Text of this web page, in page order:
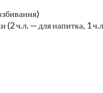
ч.л. — для напитка, 1